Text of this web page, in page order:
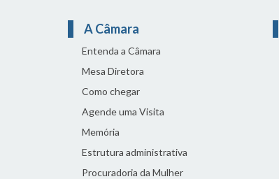
A Câmara
Entenda a Câmara
Mesa Diretora
Como chegar
Agende uma Visita
Memória
Estrutura administrativa
Procuradoria da Mulher